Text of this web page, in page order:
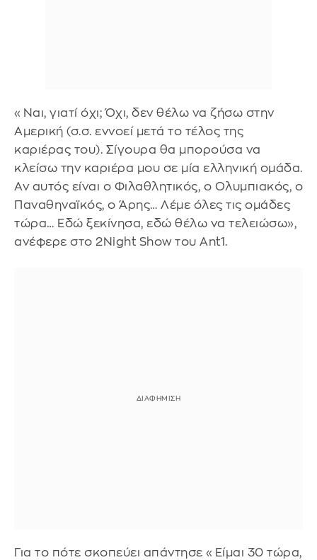
«Ναι, γιατί όχι; Όχι, δεν θέλω να ζήσω στην
Αμερική (σ.σ. εννοεί μετά το τέλος της
καριέρας του). Σίγουρα θα μπορούσα να
κλείσω την καριέρα μου σε μία ελληνική ομάδα.
Αν αυτός είναι ο Φιλαθλητικός, ο Ολυμπιακός, ο
Παναθηναϊκός, ο Άρης… Λέμε όλες τις ομάδες
τώρα… Εδώ ξεκίνησα, εδώ θέλω να τελειώσω»,
ανέφερε στο 2Night Show του Ant1.
Για το πότε σκοπεύει απάντησε «Είμαι 30 τώρα,